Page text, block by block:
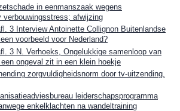
in eenmanszaak wegens
verbouwingsstress; afwijzing
3 Interview Antoinette Collignon Buitenlandse
voorbeeld voor Nederland?
3 N. Verhoeks, Ongelukkige samenloop van
ongeval zit in een klein hoekje
zorgvuldigheidsnorm door tv-uitzending,
leiderschapsprogramma
enkelklachten na wandeltraining